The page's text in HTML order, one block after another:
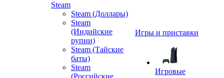
Steam
Steam (Доллары)
Steam
(Индийские
рупии)
Steam (Тайские
баты)
Steam
(Российские
Игры и приставки
Игровые